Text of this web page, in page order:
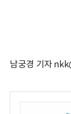
남궁경 기자